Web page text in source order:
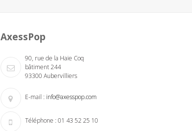
AxessPop
90, rue de la Haie Coq
bâtiment 244
93300 Aubervilliers
E-mail : info@axesspop.com
Téléphone : 01 43 52 25 10